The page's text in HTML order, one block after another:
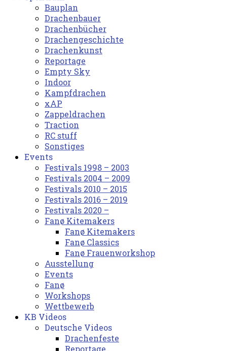
Bauplan
Drachenbauer
Drachenbücher
Drachengeschichte
Drachenkunst
Reportage
Empty Sky
Indoor
Kampfdrachen
xAP
Zappeldrachen
Traction
RC stuff
Sonstiges
Events
Festivals 1998 – 2003
Festivals 2004 – 2009
Festivals 2010 – 2015
Festivals 2016 – 2019
Festivals 2020 –
Fanø Kitemakers
Fanø Kitemakers
Fanø Classics
Fanø Frauenworkshop
Ausstellung
Events
Fanø
Workshops
Wettbewerb
KB Videos
Deutsche Videos
Drachenfeste
Reportage